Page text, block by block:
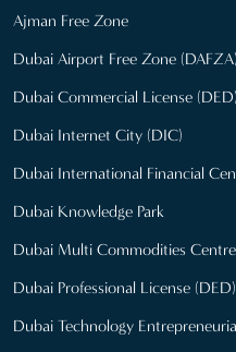
Ajman Free Zone
Dubai Airport Free Zone (DAFZA)
Dubai Commercial License (DED)
Dubai Internet City (DIC)
Dubai International Financial
Dubai Knowledge Park
Dubai Multi Commodities
Dubai Professional License (DED)
Dubai Technology